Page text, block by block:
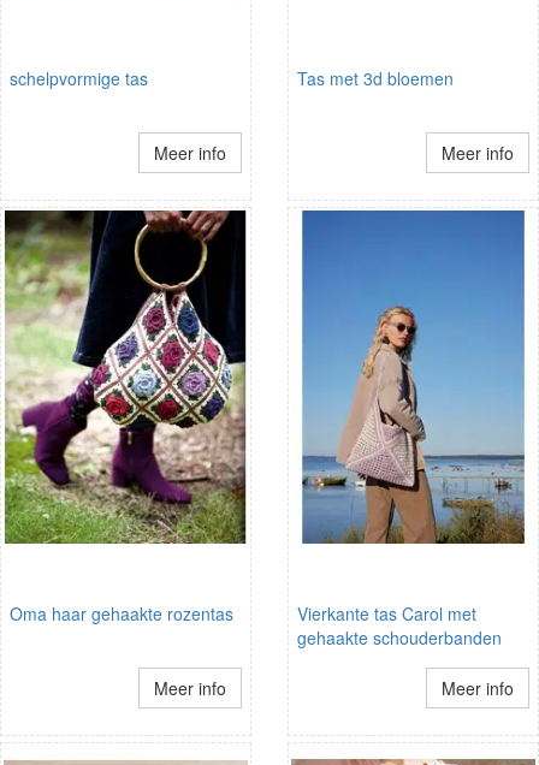
schelpvormige tas
Meer info
Tas met 3d bloemen
Meer info
Oma haar gehaakte rozentas
Meer info
Vierkante tas Carol met
gehaakte schouderbanden
Meer info